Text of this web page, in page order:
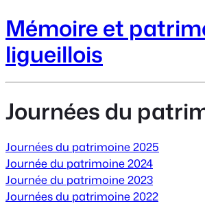
Mémoire et
ligueillois
Journées du
Journées du patrimoine 2025
Journée du patrimoine 2024
Journée du patrimoine 2023
Journées du patrimoine 2022